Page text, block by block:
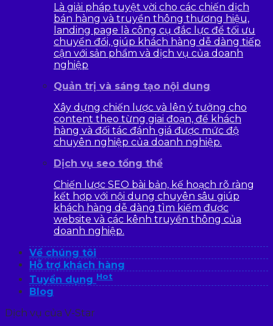
Là giải pháp tuyệt vời cho các chiến dịch
bán hàng và truyền thông thương hiệu,
landing page là công cụ đắc lực để tối ưu
chuyển đổi, giúp khách hàng dễ dàng tiếp
cận với sản phẩm và dịch vụ của doanh
nghiệp
Quản trị và sáng tạo nội dung
Xây dựng chiến lược và lên ý tưởng cho
content theo từng giai đoạn, để khách
hàng và đối tác đánh giá được mức độ
chuyên nghiệp của doanh nghiệp.
Dịch vụ seo tổng thể
Chiến lược SEO bài bản, kế hoạch rõ ràng
kết hợp với nội dung chuyên sâu giúp
khách hàng dễ dàng tìm kiếm được
website và các kênh truyền thông của
doanh nghiệp.
Về chúng tôi
Hỗ trợ khách hàng
Tuyển dụng Hot
Blog
Dịch vụ của V-Star